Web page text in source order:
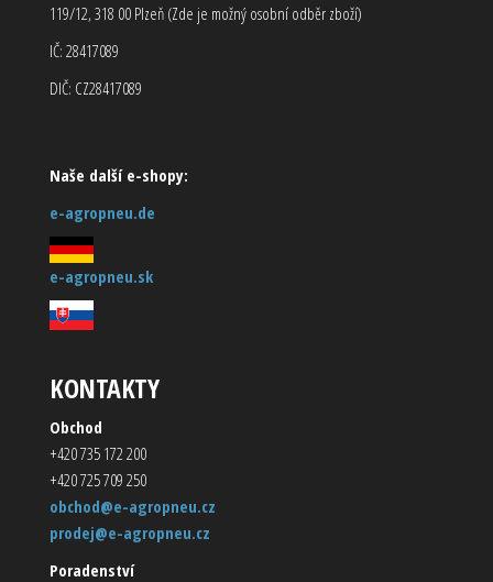
119/12, 318 00 Plzeň (Zde je možný osobní odběr zboží)
IČ: 28417089
DIČ: CZ28417089
Naše další e-shopy:
e-agropneu.de
e-agropneu.sk
KONTAKTY
Obchod
+420 735 172 200
+420 725 709 250
obchod@e-agropneu.cz
prodej@e-agropneu.cz
Poradenství